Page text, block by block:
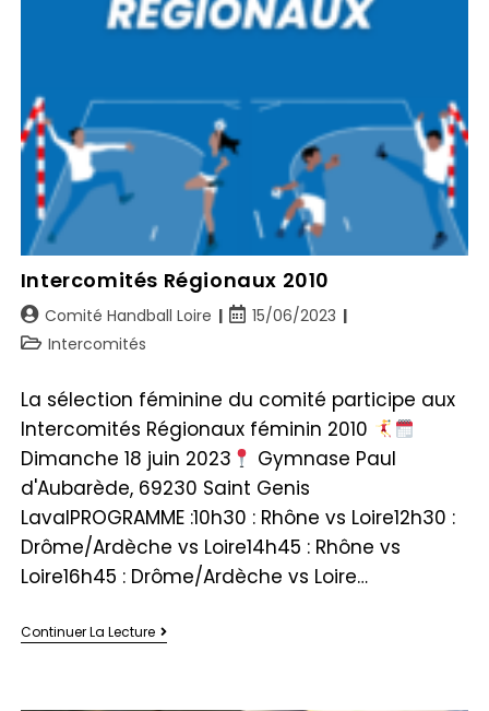
Intercomités Régionaux 2010
Comité Handball Loire
15/06/2023
Intercomités
La sélection féminine du comité participe aux
Intercomités Régionaux féminin 2010
Dimanche 18 juin 2023
Gymnase Paul
d'Aubarède, 69230 Saint Genis
LavalPROGRAMME :10h30 : Rhône vs Loire12h30 :
Drôme/Ardèche vs Loire14h45 : Rhône vs
Loire16h45 : Drôme/Ardèche vs Loire…
Continuer La Lecture